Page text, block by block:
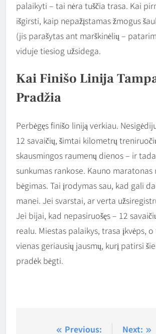
palaikyti – tai nėra tuščia trasa. Kai
išgirsti, kaip nepažįstamas žmogus
(jis parašytas ant marškinėlių –
viduje tiesiog užsidega.
Kai Finišo Linija
Pradžia
Perbėgęs finišo liniją verkiau.
12 savaičių, šimtai kilometrų
skausmingos raumenų dienos – ir
sunkumas rankose. Kauno maratonas
bėgimas. Tai įrodymas sau, kad gali
manei. Jei svarstai, ar verta
Jei bijai, kad nepasiruošęs – 12
realu. Miestas palaikys, trasa įkvėps, o
vienas geriausių jausmų, kurį patirsi
pradėk bėgti.
Previous: Next: